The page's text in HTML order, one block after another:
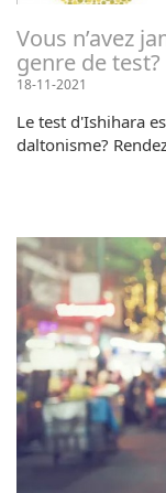
Vous n’avez
genre de test?
18-11-2021
Le test d'Ishihara
daltonisme?